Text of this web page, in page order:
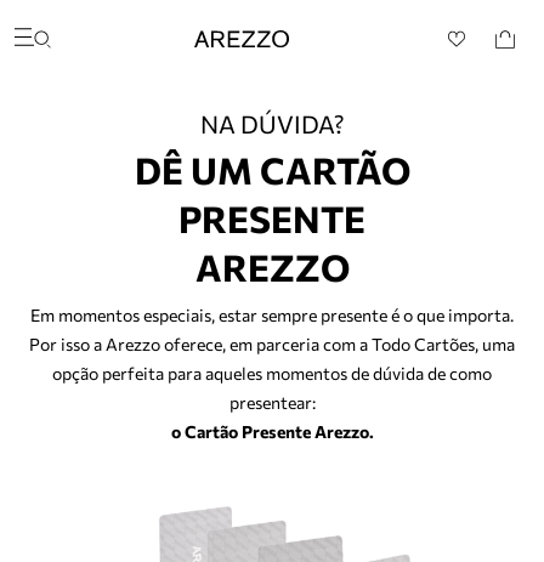
Mocassim
Mule
Rasteira
Tire dúvidas sobre pedidos, devoluções e mais.
Arezzo
NA DÚVIDA?
DÊ UM CARTÃO
PRESENTE
AREZZO
Em momentos especiais, estar sempre presente é o que importa.
Por isso a Arezzo oferece, em parceria com a Todo Cartões, uma
opção perfeita para aqueles momentos de dúvida de como
presentear:
o Cartão Presente Arezzo.